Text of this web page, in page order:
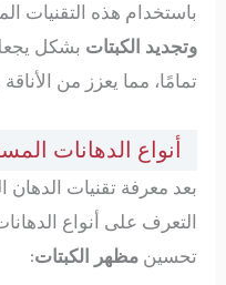
باستخدام هذه التقنيات
وتجديد الكبتات بشكل
تمامًا، مما يعزز من
أنواع الدهانات
بعد معرفة تقنيات الدهان
التعرف على أنواع
تحسينمظهر الكبتات: